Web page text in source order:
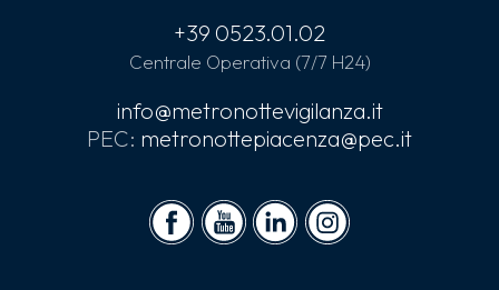
+39 0523.01.02
Centrale Operativa (7/7 H24)
info@metronottevigilanza.it
PEC: metronottepiacenza@pec.it